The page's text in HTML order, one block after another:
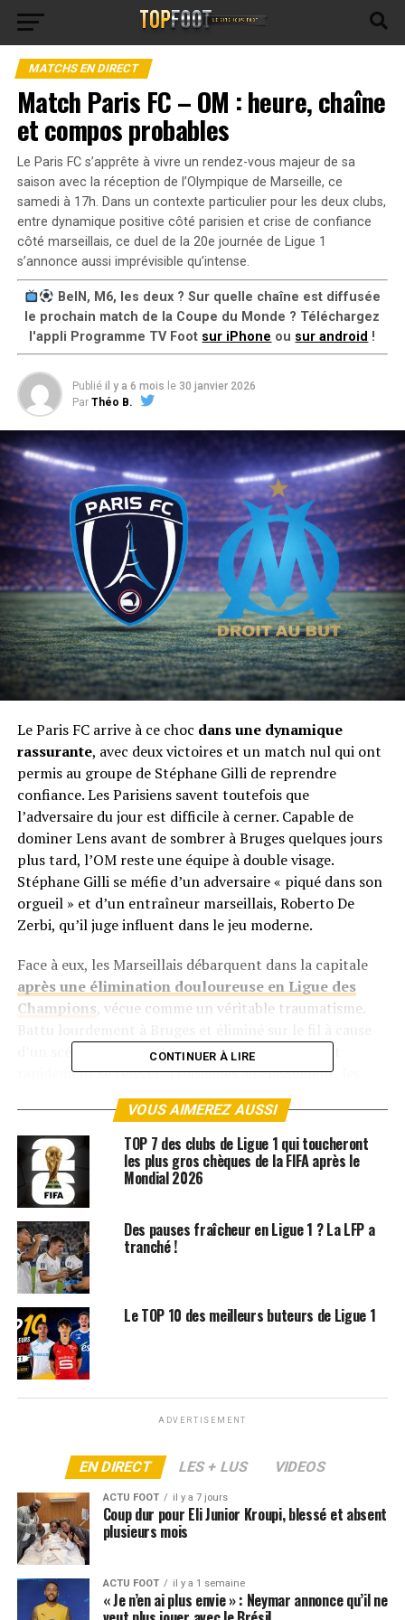
MATCHS EN DIRECT
Match Paris FC – OM : heure, chaîne
et compos probables
Le Paris FC s’apprête à vivre un rendez-vous majeur de sa
saison avec la réception de l’Olympique de Marseille, ce
samedi à 17h. Dans un contexte particulier pour les deux clubs,
entre dynamique positive côté parisien et crise de confiance
côté marseillais, ce duel de la 20e journée de Ligue 1
s’annonce aussi imprévisible qu’intense.
BeIN, M6, les deux ? Sur quelle chaîne est diffusée
le prochain match de la Coupe du Monde ? Téléchargez
l'appli Programme TV Foot sur iPhone ou sur android !
Publié il y a 6 mois le 30 janvier 2026
Par Théo B.
Le Paris FC arrive à ce choc dans une dynamique
rassurante, avec deux victoires et un match nul qui ont
permis au groupe de Stéphane Gilli de reprendre
confiance. Les Parisiens savent toutefois que
l’adversaire du jour est difficile à cerner. Capable de
dominer Lens avant de sombrer à Bruges quelques jours
plus tard, l’OM reste une équipe à double visage.
Stéphane Gilli se méfie d’un adversaire « piqué dans son
orgueil » et d’un entraîneur marseillais, Roberto De
Zerbi, qu’il juge influent dans le jeu moderne.
Face à eux, les Marseillais débarquent dans la capitale
après une élimination douloureuse en Ligue des
Champions, vécue comme un véritable traumatisme.
d’un scénario cruel impliquant Benfica, l’OM doit
rapidement se relever. Troisièmes au classement, les
Olympiens restent sous la menace directe de Lyon et
Lille et n’ont plus le droit à l’erreur.
Heure et chaîne du match
Le coup d’envoi de la rencontre entre le Paris FC et
l’Olympique de Marseille sera donné lesamedi 31
janvier 2026 à 17h00. Les supporters des deux camps
pourront suivre ce choc de Ligue 1 en direct à la
télévision. Ce match, très attendu, sera diffusé sur une
chaîne nationale, confirmant son importance dans
cette journée de championnat.
Match
on
Samedi
2026
Paris FC – OM : les compos
probables
Côté Paris FC, Stéphane Gilli devraitmaintenir son
CONTINUER À LIRE
VOUS AIMEREZ AUSSI
TOP 7 des clubs de Ligue 1 qui toucheront
les plus gros chèques de la FIFA après le
Mondial 2026
Des pauses fraîcheur en Ligue 1 ? La LFP a
tranché !
Le TOP 10 des meilleurs buteurs de Ligue 1
ADVERTISEMENT
EN DIRECT LES + LUS VIDEOS
ACTU FOOT il y a 7 jours
Coup dur pour Eli Junior Kroupi, blessé et absent
plusieurs mois
ACTU FOOT il y a 1 semaine
« Je n’en ai plus envie » : Neymar annonce qu’il ne